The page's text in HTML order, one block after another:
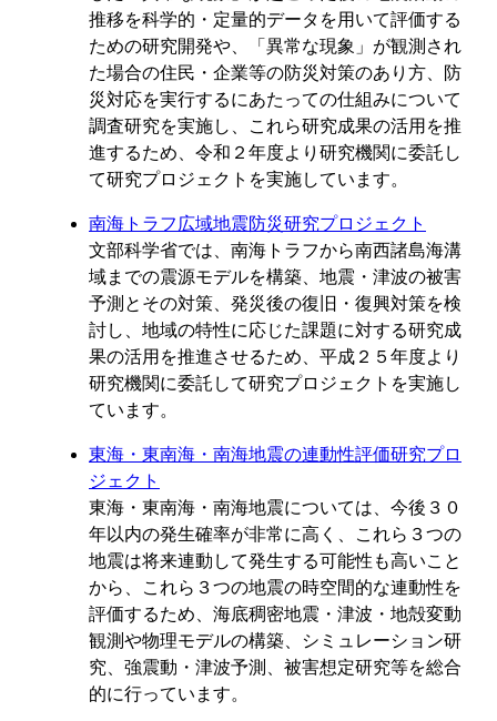
推移を科学的・定量的データを用いて評価する
ための研究開発や、「異常な現象」が観測され
た場合の住民・企業等の防災対策のあり方、防
災対応を実行するにあたっての仕組みについて
調査研究を実施し、これら研究成果の活用を推
進するため、令和２年度より研究機関に委託し
て研究プロジェクトを実施しています。
南海トラフ広域地震防災研究プロジェクト
文部科学省では、南海トラフから南西諸島海溝
域までの震源モデルを構築、地震・津波の被害
予測とその対策、発災後の復旧・復興対策を検
討し、地域の特性に応じた課題に対する研究成
果の活用を推進させるため、平成２５年度より
研究機関に委託して研究プロジェクトを実施し
ています。
東海・東南海・南海地震の連動性評価研究プロ
ジェクト
東海・東南海・南海地震については、今後３０
年以内の発生確率が非常に高く、これら３つの
地震は将来連動して発生する可能性も高いこと
から、これら３つの地震の時空間的な連動性を
評価するため、海底稠密地震・津波・地殻変動
観測や物理モデルの構築、シミュレーション研
究、強震動・津波予測、被害想定研究等を総合
的に行っています。